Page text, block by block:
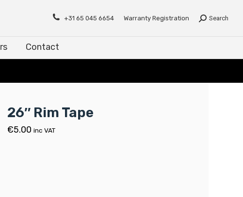
+31 65 045 6654 Warranty Registration Search
Contact
26″ Rim Tape
€5.00 inc VAT
Contact